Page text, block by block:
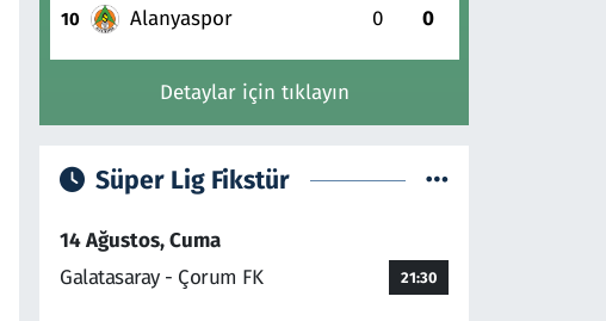
10 Alanyaspor 0 0
Detaylar için tıklayın
Süper Lig Fikstür
14 Ağustos, Cuma
Galatasaray - Çorum FK
21:30